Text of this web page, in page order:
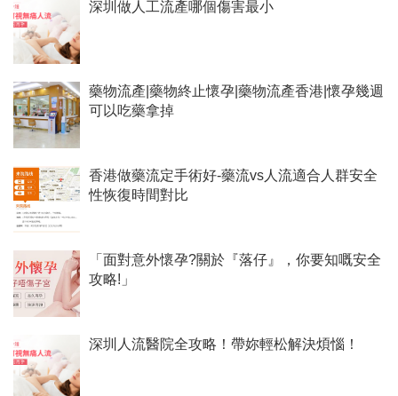
深圳做人工流產哪個傷害最小
藥物流產|藥物終止懷孕|藥物流產香港|懷孕幾週
可以吃藥拿掉
香港做藥流定手術好-藥流vs人流適合人群安全
性恢復時間對比
「面對意外懷孕?關於『落仔』，你要知嘅安全
攻略!」
深圳人流醫院全攻略！帶妳輕松解決煩惱！